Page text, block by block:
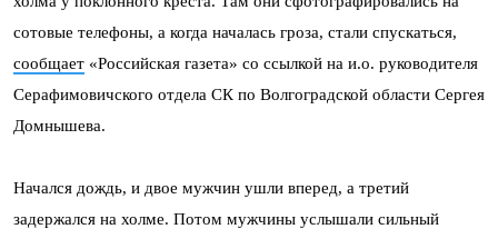
сотовые телефоны, а когда началась гроза, стали спускаться,
сообщает «Российская газета» со ссылкой на и.о. руководителя
Серафимовичского отдела СК по Волгоградской области Сергея
Домнышева.
Начался дождь, и двое мужчин ушли вперед, а третий
задержался на холме. Потом мужчины услышали сильный